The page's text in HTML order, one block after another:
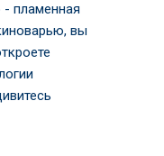
- пламенная
вы